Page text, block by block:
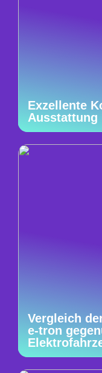
Exzellente
Ausstattung
Vergleich
e-tron